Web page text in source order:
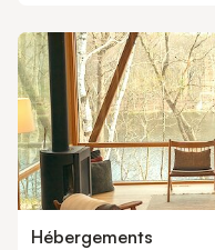
Hébergements